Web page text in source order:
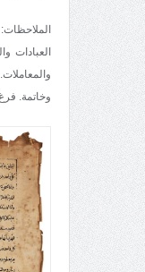
العبادات
وخاتمة. فرغ